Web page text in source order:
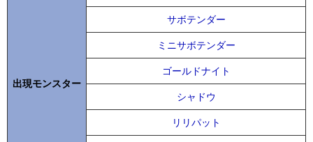
出現モンスター
サボテンダー
ミニサボテンダー
ゴールドナイト
シャドウ
リリパット